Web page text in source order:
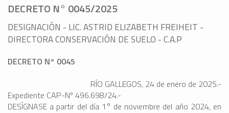
DECRETO N° 0045/2025
DESIGNACIÓN - LIC. ASTRID ELIZABETH FREIHEIT -
DIRECTORA CONSERVACIÓN DE SUELO - C.A.P
DECRETO N° 0045
RÍO GALLEGOS, 24 de enero de 2025.-
Expediente CAP-Nº 496.698/24.-
DESÍGNASE a partir del día 1° de noviembre del año 2024, en